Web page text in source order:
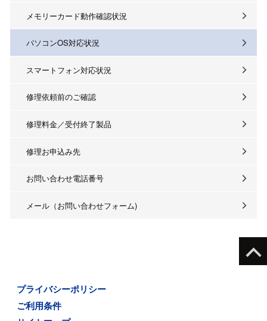
メモリーカード動作確認状況
パソコンOS対応状況
スマートフォン対応状況
修理依頼前のご確認
修理料金／受付終了製品
修理お申込み先
お問い合わせ電話番号
メール（お問い合わせフォーム)
プライバシーポリシー
ご利用条件